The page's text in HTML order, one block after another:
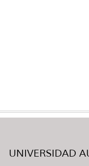
UNIVERSIDAD